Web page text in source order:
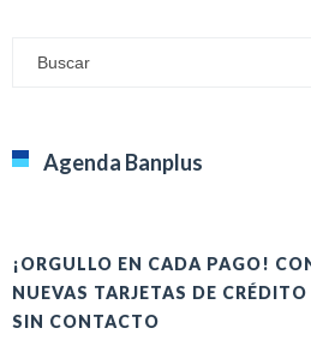
Agenda Banplus
¡ORGULLO EN CADA PAGO!
NUEVAS TARJETAS DE
SIN CONTACTO